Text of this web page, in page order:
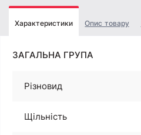
Характеристики Опис товару
ЗАГАЛЬНА ГРУПА
Різновид
Щільність